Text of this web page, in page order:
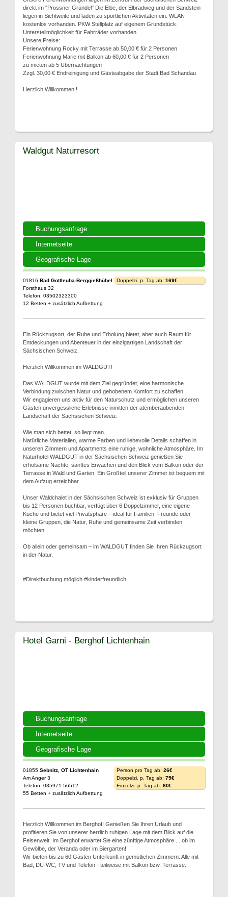
direkt im "Prossner Gründel" Die Elbe, der Elbradweg und der Sandstein
liegen in Sichtweite und laden zu sportlichen Aktivitäten ein. WLAN
kostenlos vorhanden. PKW Stellplatz auf eigenem Grundstück.
Unterstellmöglichkeit für Fahrräder vorhanden.
Unsere Preise:
Ferienwohnung Rocky mit Terrasse ab 50,00 € für 2 Personen
Ferienwohnung Marie mit Balkon ab 60,00 € für 2 Personen
zu mieten ab 5 Übernachtungen
Zzgl. 30,00 € Endreinigung und Gästeabgabe der Stadt Bad Schandau
Herzlich Willkommen !
Buchungsanfrage
Internetseite
Geografische Lage
Waldgut Naturresort
01816 Bad Gottleuba-Berggießhübel
Forsthaus 32
Telefon: 03502323300
12 Betten + zusätzlich Aufbettung
Doppelzi. p. Tag ab: 169€
Ein Rückzugsort, der Ruhe und Erholung bietet, aber auch Raum für
Entdeckungen und Abenteuer in der einzigartigen Landschaft der
Sächsischen Schweiz.
Herzlich Willkommen im WALDGUT!
Das WALDGUT wurde mit dem Ziel gegründet, eine harmonische
Verbindung zwischen Natur und gehobenem Komfort zu schaffen.
Wir engagieren uns aktiv für den Naturschutz und ermöglichen unseren
Gästen unvergessliche Erlebnisse inmitten der atemberaubenden
Landschaft der Sächsischen Schweiz.
Wie man sich bettet, so liegt man.
Natürliche Materialien, warme Farben und liebevolle Details schaffen in
unseren Zimmern und Apartments eine ruhige, wohnliche Atmosphäre. Im
Naturhotel WALDGUT in der Sächsischen Schweiz genießen Sie
erholsame Nächte, sanftes Erwachen und den Blick vom Balkon oder der
Terrasse in Wald und Garten. Ein Großteil unserer Zimmer ist bequem mit
dem Aufzug erreichbar.
Unser Waldchalet in der Sächsischen Schweiz ist exklusiv für Gruppen
bis 12 Personen buchbar, verfügt über 6 Doppelzimmer, eine eigene
Küche und bietet viel Privatsphäre – ideal für Familien, Freunde oder
kleine Gruppen, die Natur, Ruhe und gemeinsame Zeit verbinden
möchten.
Ob allein oder gemeinsam – im WALDGUT finden Sie Ihren Rückzugsort
in der Natur.
#Direktbuchung möglich #kinderfreundlich
Buchungsanfrage
Internetseite
Geografische Lage
Hotel Garni - Berghof Lichtenhain
01855 Sebnitz, OT Lichtenhain
Am Anger 3
Telefon: 035971-56512
55 Betten + zusätzlich Aufbettung
Person pro Tag ab: 26€
Doppelzi. p. Tag ab: 75€
Einzelzi. p. Tag ab: 60€
Herzlich Willkommen im Berghof! Genießen Sie Ihren Urlaub und
profitieren Sie von unserer herrlich ruhigen Lage mit dem Blick auf die
Felsenwelt. Im Berghof erwartet Sie eine zünftige Atmosphäre ... ob im
Gewölbe, der Veranda oder im Biergarten!
Wir bieten bis zu 60 Gästen Unterkunft in gemütlichen Zimmern: Alle mit
Bad, DU-WC, TV und Telefon - teilweise mit Balkon bzw. Terrasse.